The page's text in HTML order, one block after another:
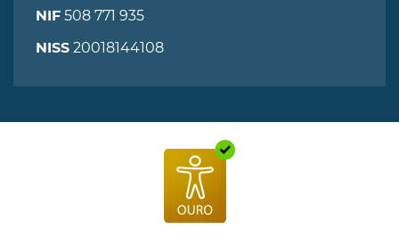
NIF 508 771 935
NISS 20018144108